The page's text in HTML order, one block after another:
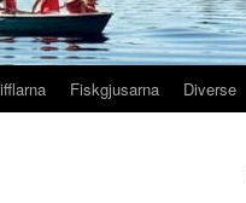
Fiskgjusarna Diverse